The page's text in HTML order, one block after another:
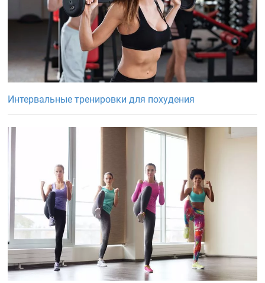
Интервальные тренировки для похудения